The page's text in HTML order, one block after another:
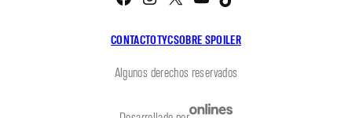
CONTACTOTYCSOBRE SPOILER
Algunos derechos reservados